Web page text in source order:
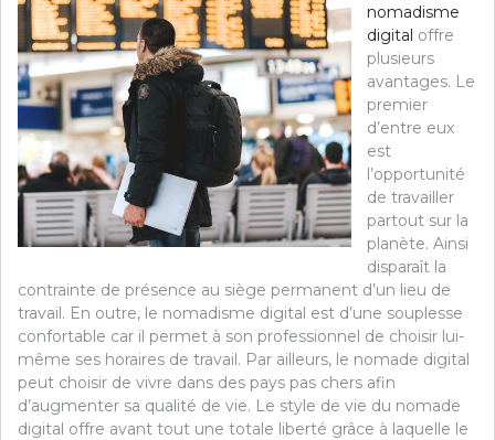
nomadisme
digital offre
plusieurs
avantages. Le
premier
d’entre eux
est
l’opportunité
de travailler
partout sur la
planète. Ainsi
disparaît la
contrainte de présence au siège permanent d’un lieu de
travail. En outre, le nomadisme digital est d’une souplesse
confortable car il permet à son professionnel de choisir lui-
même ses horaires de travail. Par ailleurs, le nomade digital
peut choisir de vivre dans des pays pas chers afin
d’augmenter sa qualité de vie. Le style de vie du nomade
digital offre avant tout une totale liberté grâce à laquelle le